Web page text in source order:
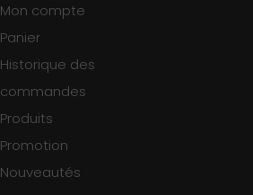
Mon compte
Panier
Historique des
commandes
Produits
Promotion
Nouveautés